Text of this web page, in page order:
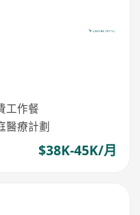
工作餐
醫療計劃
$38K-45K/月